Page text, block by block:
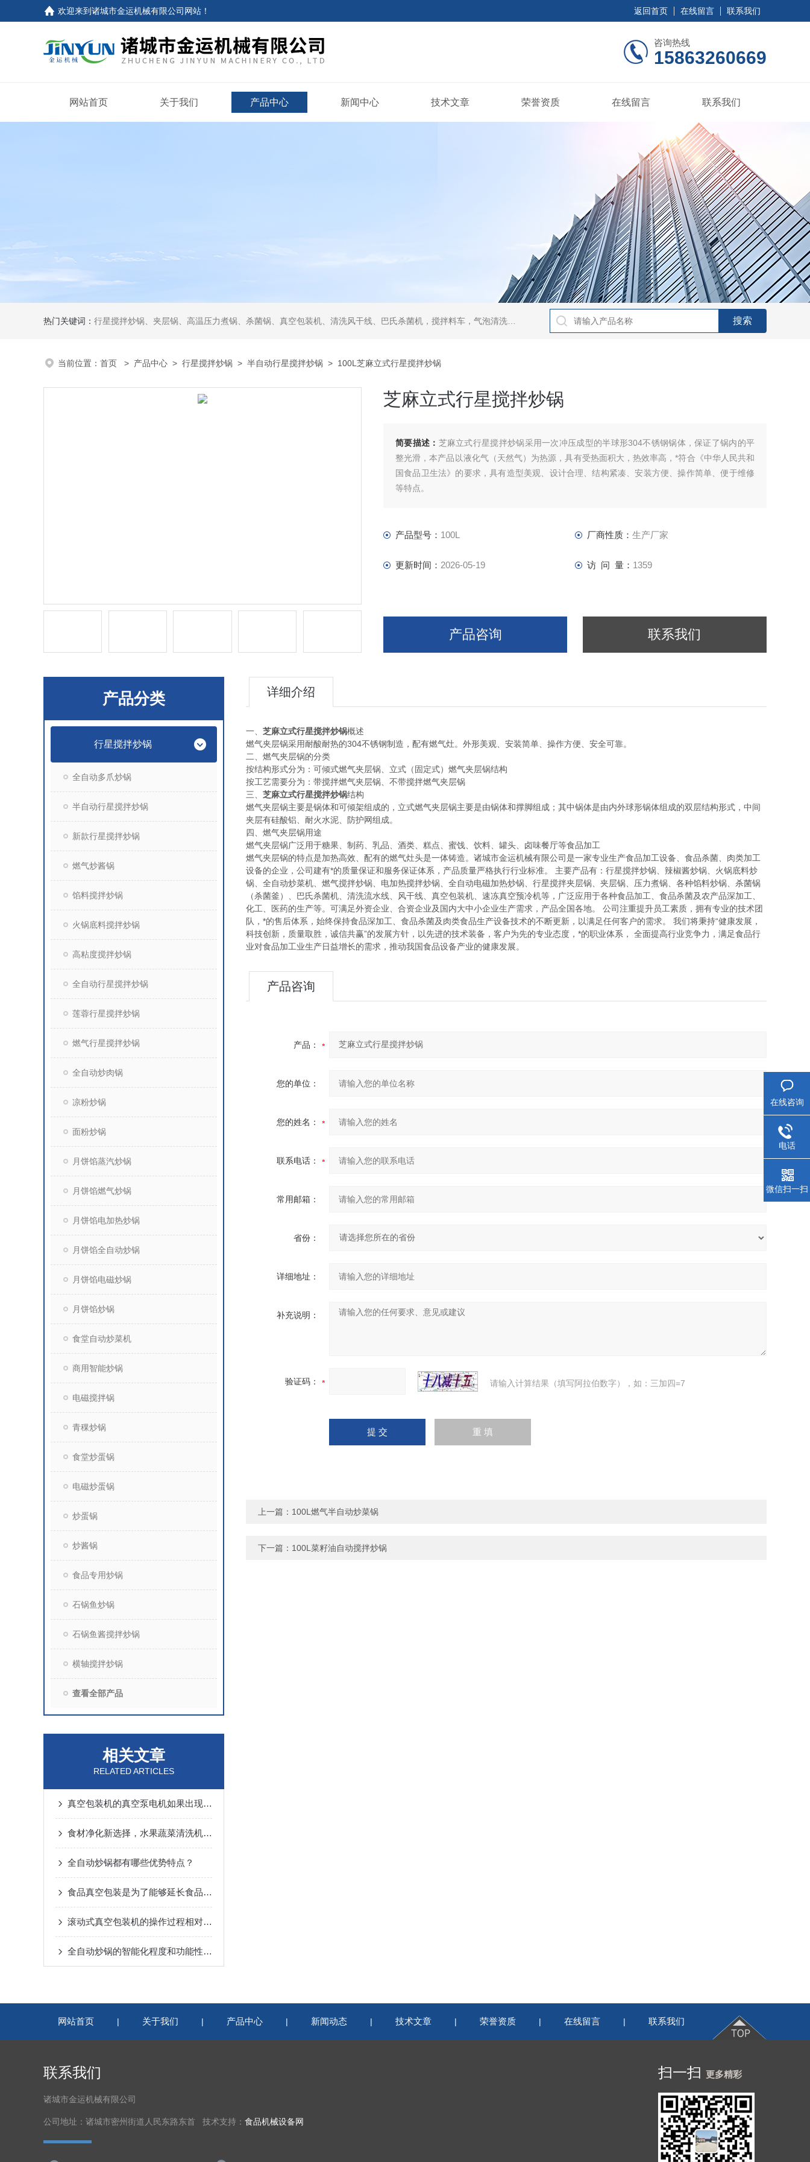
欢迎来到诸城市金运机械有限公司网站 ！ 返回首页 在线留言 联系我们
咨询热线
15863260669
网站首页 关于我们 产品中心 新闻中心 技术文章 荣誉资质 在线留言 联系我们
热门关键词： 行星搅拌炒锅、夹层锅、高温压力煮锅、杀菌锅、真空包装机、清洗风干线、巴氏杀菌机，搅拌料车，气泡清洗机，翻转风干机
当前位置： 首页 > 产品中心 > 行星搅拌炒锅 > 半自动行星搅拌炒锅 > 100L芝麻立式行星搅拌炒锅
芝麻立式行星搅拌炒锅
简要描述： 芝麻立式行星搅拌炒锅采用一次冲压成型的半球形304不锈钢锅体，保证了锅内的平
整光滑，本产品以液化气（天然气）为热源，具有受热面积大，热效率高，*符合《中华人民共和
国食品卫生法》的要求，具有造型美观、设计合理、结构紧凑、安装方便、操作简单、便于维修
等特点。
产品型号： 100L 厂商性质： 生产厂家
更新时间： 2026-05-19 访 问 量： 1359
产品咨询 联系我们
产品分类
行星搅拌炒锅
全自动多爪炒锅
半自动行星搅拌炒锅
新款行星搅拌炒锅
燃气炒酱锅
馅料搅拌炒锅
火锅底料搅拌炒锅
高粘度搅拌炒锅
全自动行星搅拌炒锅
莲蓉行星搅拌炒锅
燃气行星搅拌炒锅
全自动炒肉锅
凉粉炒锅
面粉炒锅
月饼馅蒸汽炒锅
月饼馅燃气炒锅
月饼馅电加热炒锅
月饼馅全自动炒锅
月饼馅电磁炒锅
月饼馅炒锅
食堂自动炒菜机
商用智能炒锅
电磁搅拌锅
青稞炒锅
食堂炒蛋锅
电磁炒蛋锅
炒蛋锅
炒酱锅
食品专用炒锅
石锅鱼炒锅
石锅鱼酱搅拌炒锅
横轴搅拌炒锅
查看全部产品
相关文章
RELATED ARTICLES
真空包装机的真空泵电机如果出现损坏该怎么办
食材净化新选择，水果蔬菜清洗机，瓦解农残细菌更che底
全自动炒锅都有哪些优势特点？
食品真空包装是为了能够延长食品的保质期
滚动式真空包装机的操作过程相对来说是比较简单的
全自动炒锅的智能化程度和功能性将会不断提高
详细介绍
一、 芝麻立式行星搅拌炒锅概述
燃气夹层锅采用耐酸耐热的304不锈钢制造，配有燃气灶。外形美观、安装简单、操作方便、安全可靠。
二、燃气夹层锅的分类
按结构形式分为：可倾式燃气夹层锅、立式（固定式）燃气夹层锅结构
按工艺需要分为：带搅拌燃气夹层锅、不带搅拌燃气夹层锅
三、 芝麻立式行星搅拌炒锅结构
燃气夹层锅主要是锅体和可倾架组成的，立式燃气夹层锅主要是由锅体和撑脚组成；其中锅体是由内外球形锅体组成的双层结构形式，中间
夹层有硅酸铝、耐火水泥、防护网组成。
四、燃气夹层锅用途
燃气夹层锅广泛用于糖果、制药、乳品、酒类、糕点、蜜饯、饮料、罐头、卤味餐厅等食品加工
燃气夹层锅的特点是加热高效、配有的燃气灶头是一体铸造。 诸城市金运机械有限公司是一家专业生产食品加工设备、食品杀菌、肉类加工
设备的企业，公司建有*的质量保证和服务保证体系，产品质量严格执行行业标准。 主要产品有：行星搅拌炒锅、辣椒酱炒锅、火锅底料炒
锅、全自动炒菜机、燃气搅拌炒锅、电加热搅拌炒锅、全自动电磁加热炒锅、行星搅拌夹层锅、夹层锅、压力煮锅、各种馅料炒锅、杀菌锅
（杀菌釜）、巴氏杀菌机、清洗流水线、风干线、真空包装机、速冻真空预冷机等，广泛应用于各种食品加工、食品杀菌及农产品深加工、
化工、医药的生产等。可满足外资企业、合资企业及国内大中小企业生产需求，产品全国各地。 公司注重提升员工素质，拥有专业的技术团
队，*的售后体系，始终保持食品深加工、食品杀菌及肉类食品生产设备技术的不断更新，以满足任何客户的需求。 我们将秉持“健康发展，
科技创新，质量取胜，诚信共赢”的发展方针，以先进的技术装备，客户为先的专业态度，*的职业体系， 全面提高行业竞争力，满足食品行
业对食品加工业生产日益增长的需求，推动我国食品设备产业的健康发展。
产品咨询
产品：
您的单位：
您的姓名：
联系电话：
常用邮箱：
省份：
详细地址：
补充说明：
验证码： 请输入计算结果（填写阿拉伯数字），如：三加四=7
上一篇： 100L燃气半自动炒菜锅
下一篇： 100L菜籽油自动搅拌炒锅
网站首页 | 关于我们 | 产品中心 | 新闻动态 | 技术文章 | 荣誉资质 | 在线留言 | 联系我们
联系我们
诸城市金运机械有限公司
公司地址：诸城市密州街道人民东路东首 技术支持： 食品机械设备网
扫一扫 更多精彩
在线咨询
电话
微信扫一扫